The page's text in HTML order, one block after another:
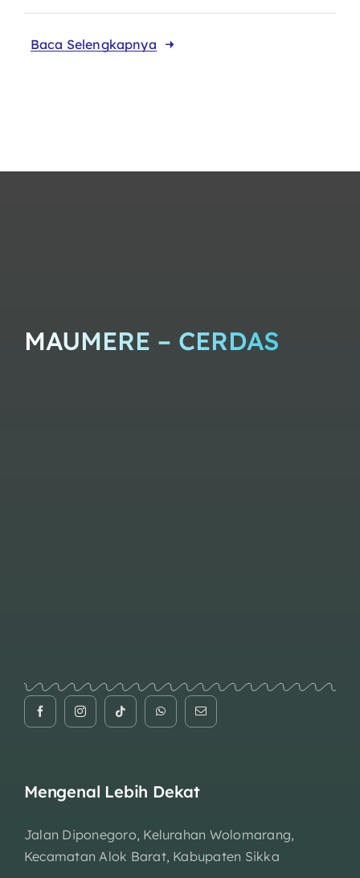
Baca Selengkapnya
MAUMERE – CERDAS
Mengenal Lebih Dekat
Jalan Diponegoro, Kelurahan Wolomarang,
Kecamatan Alok Barat, Kabupaten Sikka